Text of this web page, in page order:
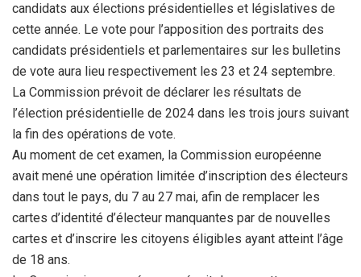
candidats aux élections présidentielles et législatives de
cette année. Le vote pour l’apposition des portraits des
candidats présidentiels et parlementaires sur les bulletins
de vote aura lieu respectivement les 23 et 24 septembre.
La Commission prévoit de déclarer les résultats de
l’élection présidentielle de 2024 dans les trois jours suivant
la fin des opérations de vote.
Au moment de cet examen, la Commission européenne
avait mené une opération limitée d’inscription des électeurs
dans tout le pays, du 7 au 27 mai, afin de remplacer les
cartes d’identité d’électeur manquantes par de nouvelles
cartes et d’inscrire les citoyens éligibles ayant atteint l’âge
de 18 ans.